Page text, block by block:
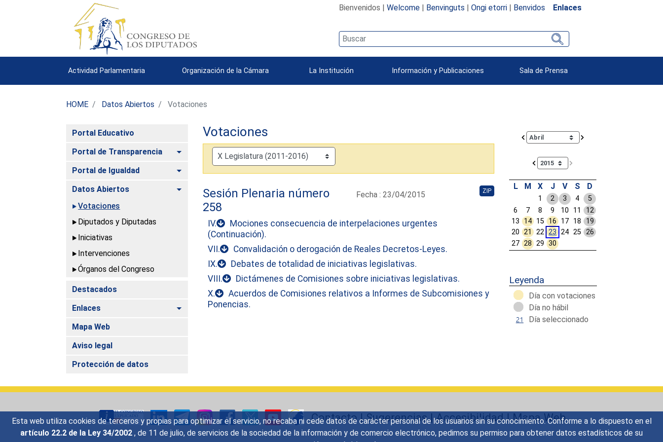
Esta web utiliza cookies de terceros y propias para optimizar el servicio, no recaba ni cede datos de carácter personal de los usuarios sin su conocimiento. Conforme a lo dispuesto en el
artículo 22.2 de la Ley 34/2002 , de 11 de julio, de servicios de la sociedad de la información y de comercio electrónico, pedimos su permiso para obtener datos estadísticos de su
Bienvenidos | Welcome| Benvinguts | Ongi etorri| Benvidos Enlaces
Actividad Parlamentaria Organización de la Cámara La Institución Información y Publicaciones Sala de Prensa
HOME Datos Abiertos Votaciones
Portal Educativo
Portal de Transparencia
Alternar
Portal de Igualdad Alternar
Datos Abiertos
Alternar
Votaciones
Diputados y Diputadas
Iniciativas
Intervenciones
Órganos del Congreso
Destacados
Enlaces
Alternar
Mapa Web
Aviso legal
Protección de datos
Votaciones
Sesión Plenaria número
258
Fecha : 23/04/2015 ZIP
IV.
Mociones consecuencia de interpelaciones urgentes
(Continuación).
VII.
Convalidación o derogación de Reales Decretos-Leyes.
IX.
Debates de totalidad de iniciativas legislativas.
VIII.
Dictámenes de Comisiones sobre iniciativas legislativas.
X.
Acuerdos de Comisiones relativos a Informes de Subcomisiones y
Ponencias.
Calendar io de actividades. Doce Legislatura
L M X J V S D
1 2 3 4
5
6
7 8 9 10 11
12
13
14 15 16 17 18
19
20
21 22 23 24 25 26
27 28 29 30
Leyenda
Día con votaciones
Día no hábil
Día seleccionado
Contacto |Sugerencias|Accesibilidad|Mapa Web